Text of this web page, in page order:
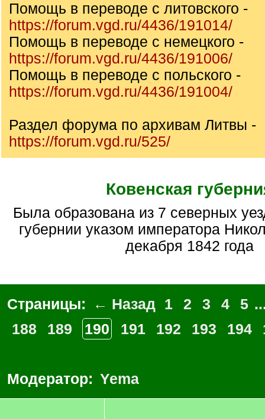
Помощь в переводе с литовского -
https://forum.vgd.ru/4436/191014/
Помощь в переводе с немецкого -
https://forum.vgd.ru/4436/191006/
Помощь в переводе с польского -
https://forum.vgd.ru/4436/191004/
Раздел форума по архивам Литвы -
https://forum.vgd.ru/525/
Ковенская
Была образована из 7 северных уездов Виленской
губернии указом императора
декабря 1842 года
Страницы: ← Назад 1 2 3 4 5
188
189 190 191 192 193 194
Модератор: Yema